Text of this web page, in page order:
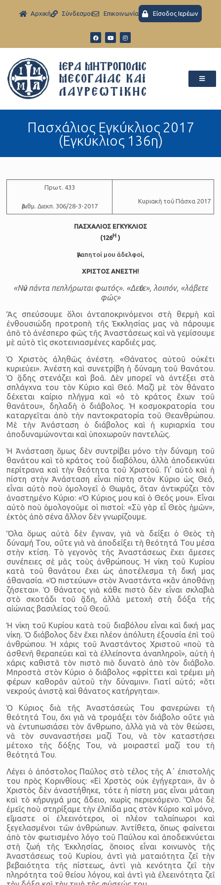
Aρχική Σύνδεσμοι Eπικοινωνία Είσοδος Ιερέων
Πασχάλιος Εγκύκλιος 2017
(Εγκύκλιος 136η)
Πρωτ. 433
Ἀριθμ. Διεκπ. 306/28-3-2017
Κυριακὴ τοῦ Πάσχα 2017
ΠΑΣΧΑΛΙΟΣ ΕΓΚΥΚΛΙΟΣ
(126Η )
Ἀγαπητοί μου ἀδελφοί,
ΧΡΙΣΤΟΣ ΑΝΕΣΤΗ!
«Νῦν πάντα πεπλήρωται φωτός». «Δεῦτε», λοιπόν, «λάβετε
φῶς»
Ἂς σπεύσουμε ὅλοι ἀνταποκρινόμενοι στὴ θερμὴ καὶ
ἐνθουσιώδη προτροπὴ τῆς Ἐκκλησίας μας νὰ πάρουμε
ἀπὸ τὸ ἀνέσπερο φῶς τῆς Ἀναστάσεως καὶ νὰ γεμίσουμε
μὲ αὐτὸ τὶς σκοτεινιασμένες καρδιές μας.
Ὁ Χριστὸς ἀληθῶς ἀνέστη. «Θάνατος αὐτοῦ οὐκέτι
κυριεύει». Ἀνέστη καὶ συνετρίβη ἡ δύναμη τοῦ θανάτου.
Ὁ ᾅδης στενάζει καὶ βοᾶ. Δὲν μπορεῖ νὰ ἀντέξει στὰ
σπλάγχνα του τὸν Κύριο καὶ Θεό. Μαζὶ μὲ τὸν θάνατο
δέχεται καίριο πλῆγμα καὶ «ὁ τὸ κράτος ἔχων τοῦ
θανάτου», δηλαδὴ ὁ διάβολος. Ἡ κοσμοκρατορία του
καταργεῖται ἀπὸ τὴν παντοκρατορία τοῦ Θεανθρώπου.
Μὲ τὴν Ἀνάσταση ὁ διάβολος καὶ ἡ κυριαρχία του
ἀποδυναμώνονται καὶ ὑποχωροῦν παντελῶς.
Ἡ Ἀνάσταση ὅμως δὲν συντρίβει μόνο τὴν δύναμη τοῦ
θανάτου καὶ τὸ κράτος τοῦ διαβόλου, ἀλλὰ ἀποδεικνύει
περίτρανα καὶ τὴν θεότητα τοῦ Χριστοῦ. Γι’ αὐτὸ καὶ ἡ
πίστη στὴν Ἀνάσταση εἶναι πίστη στὸν Κύριο ὡς Θεό,
εἶναι αὐτὸ ποὺ ὁμολογεῖ ὁ Θωμᾶς, ὅταν ἀντικρύζει τὸν
ἀναστημένο Κύριο: «Ὁ Κύριος μου καὶ ὁ Θεός μου». Εἶναι
αὐτὸ ποὺ ὁμολογοῦμε οἱ πιστοί: «Σὺ γὰρ εἶ Θεὸς ἡμῶν»,
ἐκτὸς ἀπὸ σένα ἄλλον δὲν γνωρίζουμε.
Ὅλα ὅμως αὐτὰ δὲν ἔγιναν, γιὰ νὰ δείξει ὁ Θεὸς τὴ
δύναμή Του, οὔτε γιὰ νὰ ἀποδείξει τὴ θεότητά Του μέσα
στὴν κτίση. Τὸ γεγονὸς τῆς Ἀναστάσεως ἔχει ἄμεσες
συνέπειες σὲ μᾶς τοὺς ἀνθρώπους. Ἡ νίκη τοῦ Κυρίου
κατὰ τοῦ θανάτου ἔχει ὡς ἀποτέλεσμα τὴ δική μας
ἀθανασία. «Ὁ πιστεύων» στὸν Ἀναστάντα «κἂν ἀποθάνῃ
ζήσεται». Ὁ θάνατος γιὰ κάθε πιστὸ δὲν εἶναι σκλαβιὰ
στὸ σκοτάδι τοῦ ᾅδη, ἀλλὰ μετοχὴ στὴ δόξα τῆς
αἰώνιας βασιλείας τοῦ Θεοῦ.
Ἡ νίκη τοῦ Κυρίου κατὰ τοῦ διαβόλου εἶναι καὶ δική μας
νίκη. Ὁ διάβολος δὲν ἔχει πλέον ἀπόλυτη ἐξουσία ἐπὶ τοῦ
ἀνθρώπου. Ἡ χάρις τοῦ Ἀναστάντος Χριστοῦ «ποὺ τὰ
ἀσθενῆ θεραπεύει καὶ τὰ ἐλλείποντα ἀναπληροῖ», αὐτὴ ἡ
χάρις καθιστᾶ τὸν πιστὸ πιὸ δυνατὸ ἀπὸ τὸν διάβολο.
Μπροστὰ στὸν Κύριο ὁ διάβολος «φρίττει καὶ τρέμει μὴ
φέρων καθορᾶν αὐτοῦ τὴν δύναμιν». Γιατί αὐτό; «ὅτι
νεκρούς ἀνιστᾷ καὶ θάνατος κατήργηται».
Ὁ Κύριος διὰ τῆς Ἀναστάσεώς Του φανερώνει τὴ
θεότητά Του, ὄχι γιὰ νὰ τρομάξει τὸν διάβολο οὔτε γιὰ
νὰ ἐντυπωσιάσει τὸν ἄνθρωπο, ἀλλὰ γιὰ νὰ τὸν θεώσει,
νὰ τὸν συναναστήσει μαζί Του, νὰ τὸν καταστήσει
μέτοχο τῆς δόξης Του, νὰ μοιραστεῖ μαζί του τὴ
θεότητά Του.
Λέγει ὁ ἀπόστολος Παῦλος στὸ τέλος τῆς Α΄ ἐπιστολῆς
του πρὸς Κορινθίους: «Εἰ Χρστὸς οὐκ ἐγήγερται», ἂν ὁ
Χριστὸς δὲν ἀναστήθηκε, τότε ἡ πίστη μας εἶναι μάταιη
καὶ τὸ κήρυγμά μας ἄδειο, χωρὶς περιεχόμενο. Ὅλοι δὲ
ἐμεῖς ποὺ στηρίξαμε τὴν ἐλπίδα μας στὸν Κύριο καὶ μόνο,
εἴμαστε οἱ ἐλεεινότεροι, οἱ πλέον ταλαίπωροι καὶ
ξεγελασμένοι τῶν ἀνθρώπων. Ἀντίθετα, ὅπως φαίνεται
ἀπὸ τὸν φωτισμένο λόγο τοῦ Παύλου καὶ ἀποδεικνύεται
στὴ ζωή τῆς Ἐκκλησίας, ὅποιος εἶναι κοινωνὸς τῆς
Ἀναστάσεως τοῦ Κυρίου, ἀντὶ γιὰ ματαιότητα ζεῖ τὴν
βεβαιότητα τῆς πίστεως, ἀντὶ γιὰ κενότητα ζεῖ τὴν
πληρότητα τοῦ θείου λόγου, καὶ ἀντὶ γιὰ ἐλεεινότητα ζεῖ